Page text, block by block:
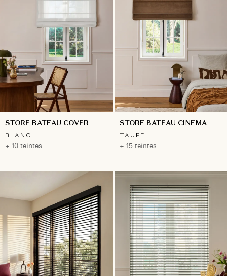
STORE BATEAU COVER
BLANC
+ 10 teintes
STORE BATEAU CINEMA
TAUPE
+ 15 teintes